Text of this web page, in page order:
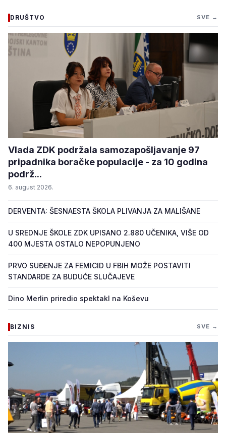
DRUŠTVO SVE →
Vlada ZDK podržala samozapošljavanje 97
pripadnika boračke populacije - za 10 godina
podrž...
6. august 2026.
DERVENTA: ŠESNAESTA ŠKOLA PLIVANJA ZA MALIŠANE
U SREDNJE ŠKOLE ZDK UPISANO 2.880 UČENIKA, VIŠE OD
400 MJESTA OSTALO NEPOPUNJENO
PRVO SUĐENJE ZA FEMICID U FBIH MOŽE POSTAVITI
STANDARDE ZA BUDUĆE SLUČAJEVE
Dino Merlin priredio spektakl na Koševu
BIZNIS SVE →